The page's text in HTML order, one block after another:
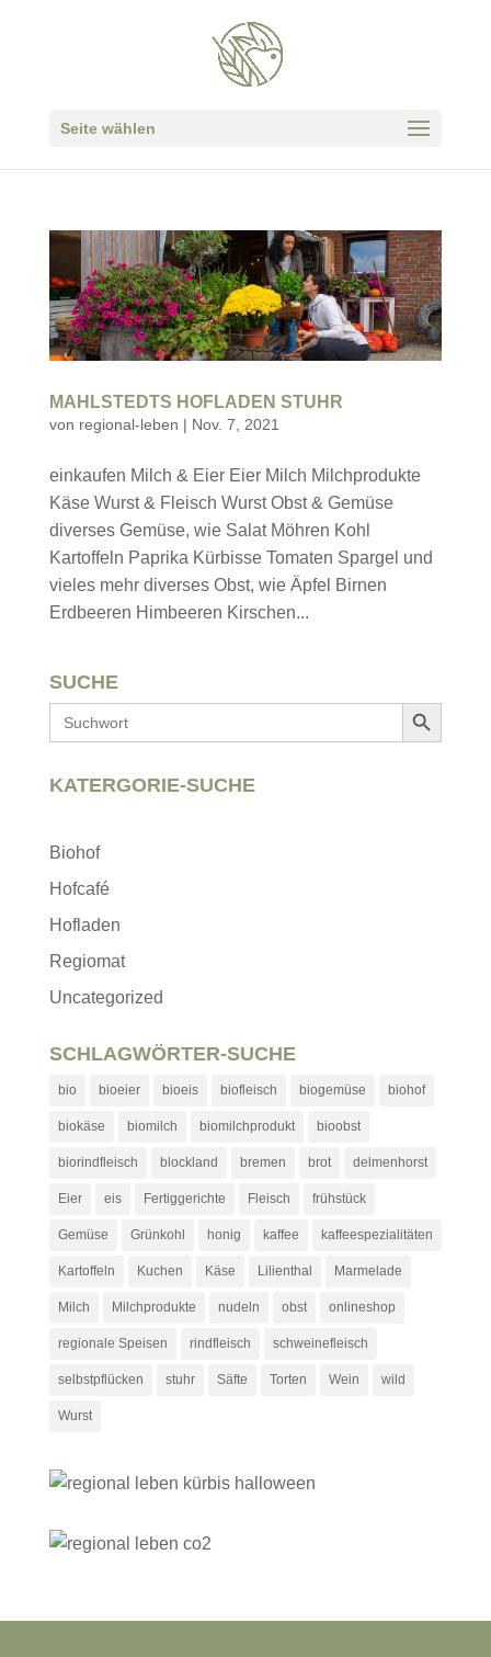
Seite wählen
MAHLSTEDTS HOFLADEN STUHR
von regional-leben | Nov. 7, 2021
einkaufen Milch & Eier Eier Milch Milchprodukte
Käse Wurst & Fleisch Wurst Obst & Gemüse
diverses Gemüse, wie Salat Möhren Kohl
Kartoffeln Paprika Kürbisse Tomaten Spargel und
vieles mehr diverses Obst, wie Äpfel Birnen
Erdbeeren Himbeeren Kirschen...
SUCHE
for:
Search Button
KATERGORIE-SUCHE
Biohof
Hofcafé
Hofladen
Regiomat
Uncategorized
SCHLAGWÖRTER-SUCHE
bio bioeier bioeis biofleisch biogemüse biohof
biokäse biomilch biomilchprodukt bioobst
biorindfleisch blockland bremen brot delmenhorst
Eier eis Fertiggerichte Fleisch frühstück
Gemüse Grünkohl honig kaffee kaffeespezialitäten
Kartoffeln Kuchen Käse Lilienthal Marmelade
Milch Milchprodukte nudeln obst onlineshop
regionale Speisen rindfleisch schweinefleisch
selbstpflücken stuhr Säfte Torten Wein wild
Wurst